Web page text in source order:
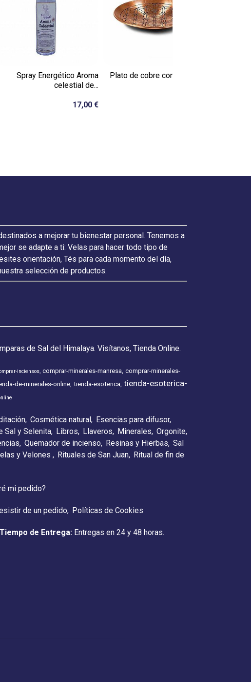
Spray Energético Aroma
celestial de...
17,00 €
Plato de cobre con flor de la
a mejorar tu bienestar personal. Tenemos a
se adapte a ti: Velas para hacer todo tipo de
orientación, Tés para cada momento del día,
selección de productos.
de Sal del Himalaya. Visítanos, Tienda Online.
inciensos comprar-minerales-manresa comprar-minerales-
de-minerales-online tienda-esoterica tienda-esoterica-
Cosmética natural Esencias para difusor
Sal y Selenita Libros Llaveros Minerales Orgonite
Quemador de incienso Resinas y Hierbas Sal
y Velones Rituales de San Juan Ritual de fin de
mi pedido?
de un pedido Políticas de Cookies
Tiempo de Entrega: Entregas en 24 y 48 horas.